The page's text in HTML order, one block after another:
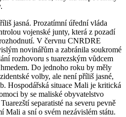
jasná. Prozatímní úřední vláda
vojenské junty, která z pozadí
V červnu CNRDRE
novinářům a zabránila soukromé
rozhovoru s tuarezským vůdcem
Do jednoho roku by měly
volby, ale není příliš jasné,
Hospodářská situace Mali je kritická
by se maliské obyvatelstvo
separatisté na severu pevně
Mali a sní o svém nezávislém státu.